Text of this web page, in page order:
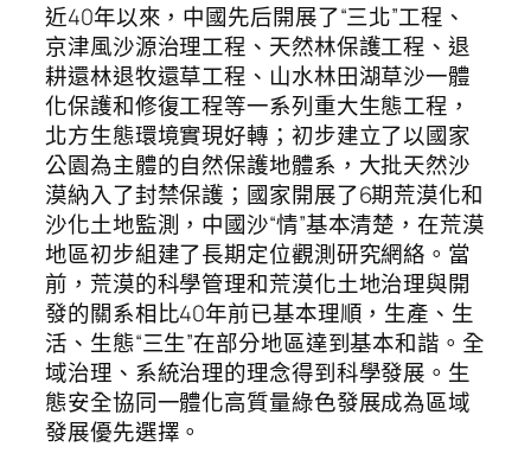
近40年以來，中國先后開展了“三北”工程、
京津風沙源治理工程、天然林保護工程、退
耕還林退牧還草工程、山水林田湖草沙一體
化保護和修復工程等一系列重大生態工程，
北方生態環境實現好轉；初步建立了以國家
公園為主體的自然保護地體系，大批天然沙
漠納入了封禁保護；國家開展了6期荒漠化和
沙化土地監測，中國沙“情”基本清楚，在荒漠
地區初步組建了長期定位觀測研究網絡。當
前，荒漠的科學管理和荒漠化土地治理與開
發的關系相比40年前已基本理順，生產、生
活、生態“三生”在部分地區達到基本和諧。全
域治理、系統治理的理念得到科學發展。生
態安全協同一體化高質量綠色發展成為區域
發展優先選擇。